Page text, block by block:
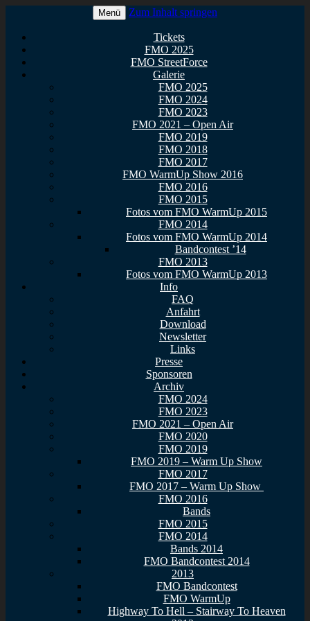
FullMetal Osthessen – 13. FMO
2026
Menü Zum Inhalt springen
Tickets
FMO 2025
FMO StreetForce
Galerie
FMO 2025
FMO 2024
FMO 2023
FMO 2021 – Open Air
FMO 2019
FMO 2018
FMO 2017
FMO WarmUp Show 2016
FMO 2016
FMO 2015
Fotos vom FMO WarmUp 2015
FMO 2014
Fotos vom FMO WarmUp 2014
Bandcontest ’14
FMO 2013
Fotos vom FMO WarmUp 2013
Info
FAQ
Anfahrt
Download
Newsletter
Links
Presse
Sponsoren
Archiv
FMO 2024
FMO 2023
FMO 2021 – Open Air
FMO 2020
FMO 2019
FMO 2019 – Warm Up Show
FMO 2017
FMO 2017 – Warm Up Show
FMO 2016
Bands
FMO 2015
FMO 2014
Bands 2014
FMO Bandcontest 2014
2013
FMO Bandcontest
FMO WarmUp
Highway To Hell – Stairway To Heaven